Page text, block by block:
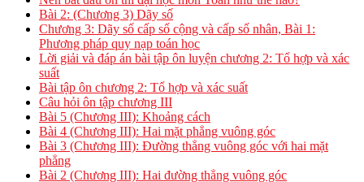
Bài 2: (Chương 3) Dãy số
Chương 3: Dãy số cấp số cộng và cấp số nhân, Bài 1:
Phương pháp quy nạp toán học
Lời giải và đáp án bài tập ôn luyện chương 2: Tổ hợp và xác
suất
Bài tập ôn chương 2: Tổ hợp và xác suất
Câu hỏi ôn tập chương III
Bài 5 (Chương III): Khoảng cách
Bài 4 (Chương III): Hai mặt phẳng vuông góc
Bài 3 (Chương III): Đường thẳng vuông góc với hai mặt
phẳng
Bài 2 (Chương III): Hai đường thẳng vuông góc